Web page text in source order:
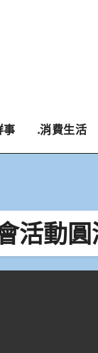
事 .消費生活
活動